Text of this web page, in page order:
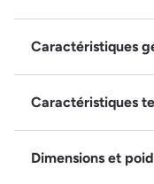
Caractéristiques
Caractéristiques
Dimensions et